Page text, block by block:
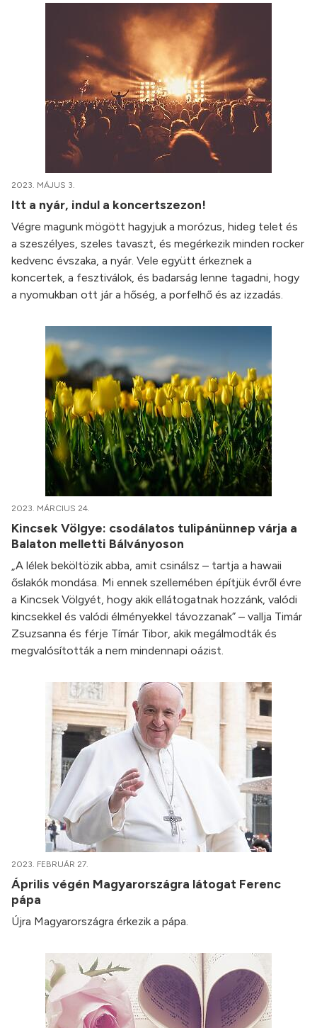
2023. MÁJUS 3.
Itt a nyár, indul a koncertszezon!
Végre magunk mögött hagyjuk a morózus, hideg telet és
a szeszélyes, szeles tavaszt, és megérkezik minden rocker
kedvenc évszaka, a nyár. Vele együtt érkeznek a
koncertek, a fesztiválok, és badarság lenne tagadni, hogy
a nyomukban ott jár a hőség, a porfelhő és az izzadás.
2023. MÁRCIUS 24.
Kincsek Völgye: csodálatos tulipánünnep várja a
Balaton melletti Bálványoson
„A lélek beköltözik abba, amit csinálsz – tartja a hawaii
őslakók mondása. Mi ennek szellemében építjük évről évre
a Kincsek Völgyét, hogy akik ellátogatnak hozzánk, valódi
kincsekkel és valódi élményekkel távozzanak” – vallja Timár
Zsuzsanna és férje Tímár Tibor, akik megálmodták és
megvalósították a nem mindennapi oázist.
2023. FEBRUÁR 27.
Április végén Magyarországra látogat Ferenc
pápa
Újra Magyarországra érkezik a pápa.